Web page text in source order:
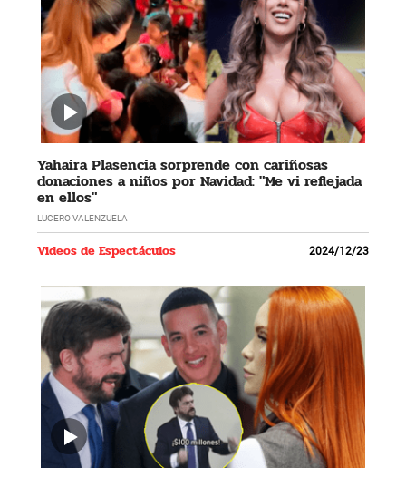
Yahaira Plasencia sorprende con cariñosas
donaciones a niños por Navidad: "Me vi reflejada
en ellos"
LUCERO VALENZUELA
Videos de Espectáculos 2024/12/23